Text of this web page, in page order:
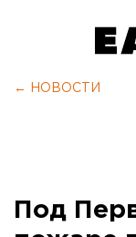
← НОВОСТИ
Под